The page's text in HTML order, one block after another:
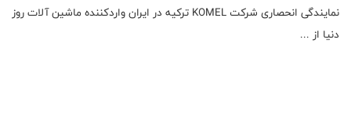
نمایندگی انحصاری شرکت KOMEL ترکیه در ایران واردکننده ماشین آلات روز
دنیا از ...